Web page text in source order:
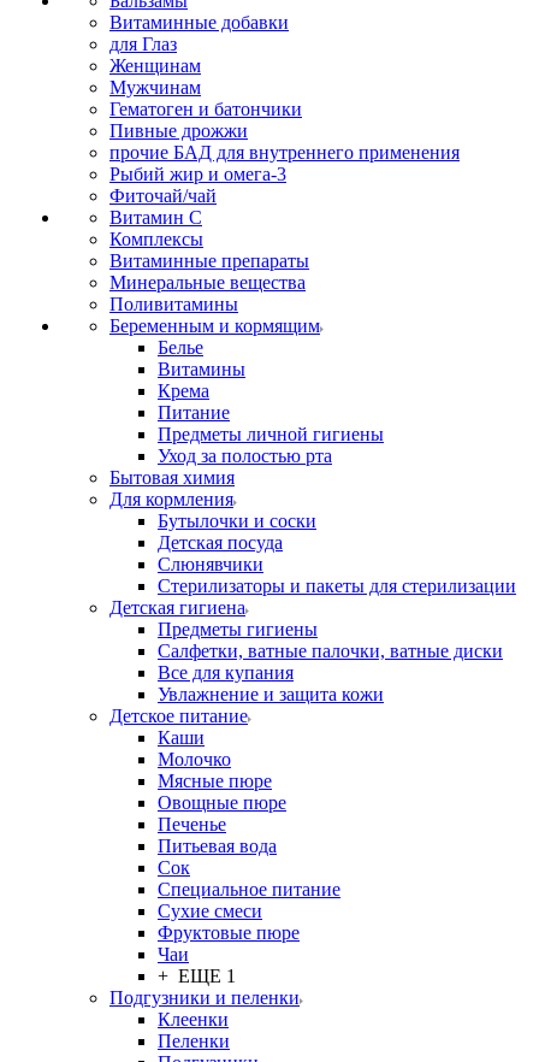
Витаминные добавки
для Глаз
Женщинам
Мужчинам
Гематоген и батончики
Пивные дрожжи
прочие БАД для внутреннего применения
Рыбий жир и омега-3
Фиточай/чай
Витамин С
Комплексы
Витаминные препараты
Минеральные вещества
Поливитамины
Беременным и кормящим
Белье
Витамины
Крема
Питание
Предметы личной гигиены
Уход за полостью рта
Бытовая химия
Для кормления
Бутылочки и соски
Детская посуда
Слюнявчики
Стерилизаторы и пакеты для стерилизации
Детская гигиена
Предметы гигиены
Салфетки, ватные палочки, ватные диски
Все для купания
Увлажнение и защита кожи
Детское питание
Каши
Молочко
Мясные пюре
Овощные пюре
Печенье
Питьевая вода
Сок
Специальное питание
Сухие смеси
Фруктовые пюре
Чаи
+ ЕЩЕ 1
Подгузники и пеленки
Клеенки
Пеленки